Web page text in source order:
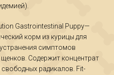
Gastrointestinal Puppy—
корм из курицы для
симптомов
Содержит концентрат
радикалов. Fit-